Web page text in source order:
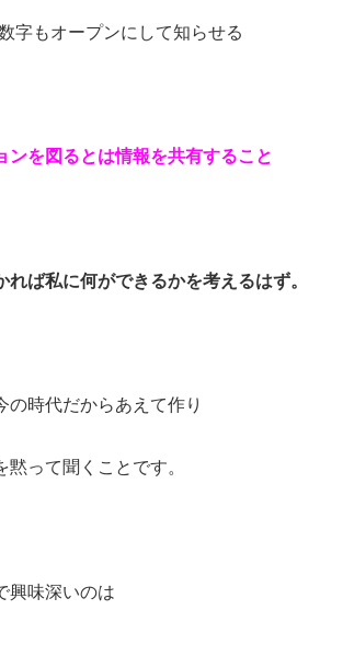
字もオープンにして知らせる
ンを図るとは情報を共有すること
れば私に何ができるかを考えるはず。
の時代だからあえて作り
って聞くことです。
興味深いのは